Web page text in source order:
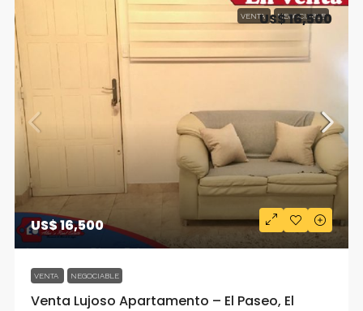
VENTA NEGOCIABLE
US$ 16,500
VENTA NEGOCIABLE
Venta Lujoso Apartamento – El Paseo, El
US$ 16,500